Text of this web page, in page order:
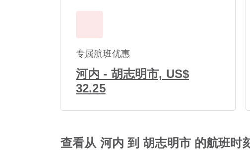
专属航班优惠
河内 - 胡志明市, US$
32.25
查看从 河内 到 胡志明市 的航班时